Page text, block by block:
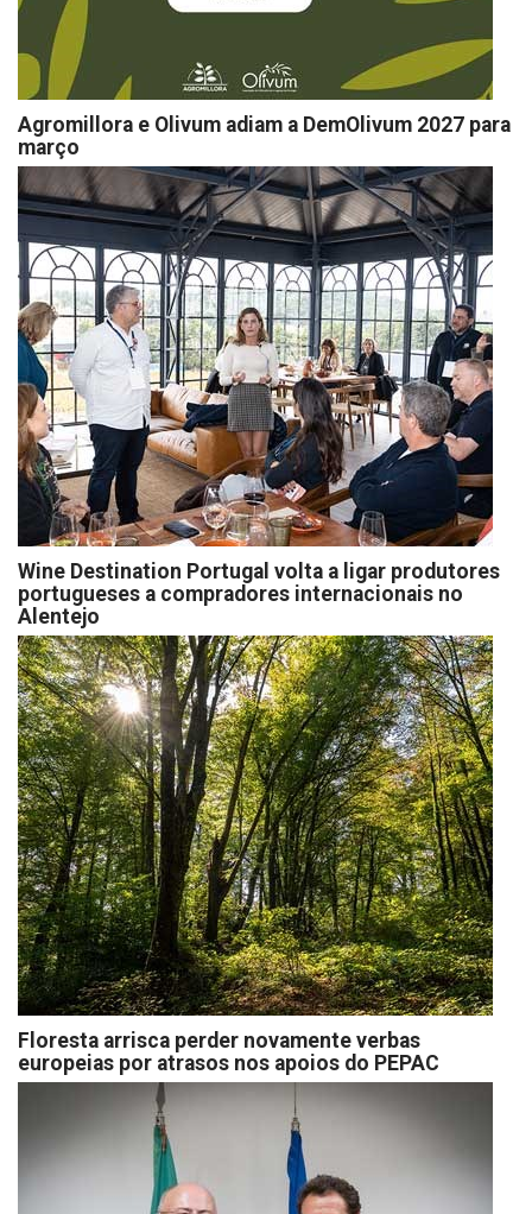
Agromillora e Olivum adiam a DemOlivum 2027 para
março
Wine Destination Portugal volta a ligar produtores
portugueses a compradores internacionais no
Alentejo
Floresta arrisca perder novamente verbas
europeias por atrasos nos apoios do PEPAC